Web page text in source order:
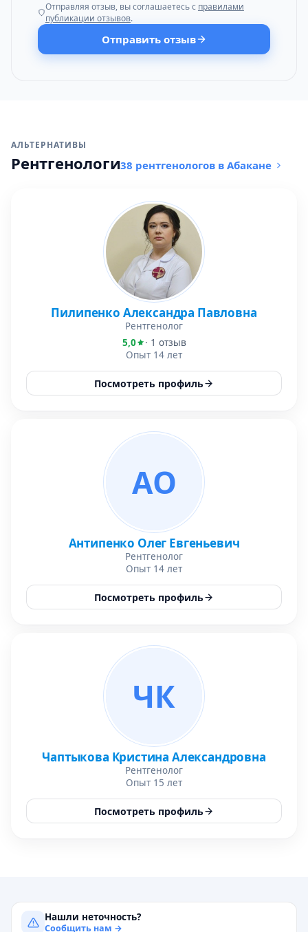
Отправляя отзыв, вы соглашаетесь с правилами
публикации отзывов.
Отправить отзыв
АЛЬТЕРНАТИВЫ
Рентгенологи38 рентгенологов в Абакане
Пилипенко Александра Павловна
Рентгенолог
5,0
· 1 отзыв
Опыт 14 лет
Посмотреть профиль
АО
Антипенко Олег Евгеньевич
Рентгенолог
Опыт 14 лет
Посмотреть профиль
ЧК
Чаптыкова Кристина Александровна
Рентгенолог
Опыт 15 лет
Посмотреть профиль
Нашли неточность?
Сообщить нам →